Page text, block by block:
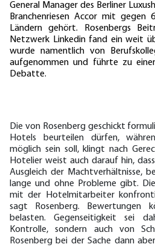
General Manager des Berliner
Branchenriesen Accor mit gegen
Ländern gehört. Rosenbergs
Netzwerk Linkedin fand ein weit
wurde namentlich von
aufgenommen und führte zu
Debatte.
Die von Rosenberg geschickt
Hotels beurteilen dürfen,
möglich sein soll, klingt nach
Hotelier weist auch darauf hin,
Ausgleich der Machtverhältnisse,
lange und ohne Probleme gibt.
mit der Hotelmitarbeiter
sagt Rosenberg. Bewertungen
belasten. Gegenseitigkeit sei
Kontrolle, sondern auch von
Rosenberg bei der Sache dann